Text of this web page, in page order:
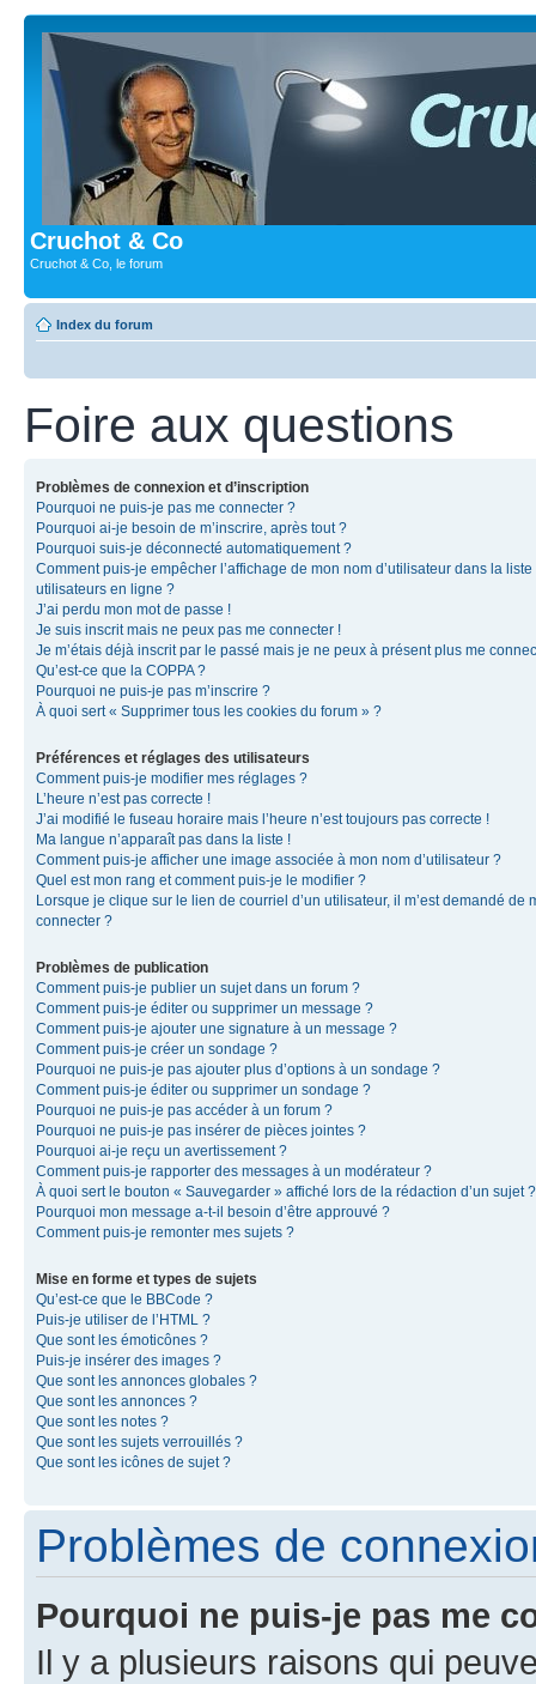
Cruchot & Co
Cruchot & Co, le forum
Index du forum
Foire aux questions
Problèmes de connexion et d’inscription
Pourquoi ne puis-je pas me connecter ?
Pourquoi ai-je besoin de m’inscrire, après tout ?
Pourquoi suis-je déconnecté automatiquement ?
Comment puis-je empêcher l’affichage de mon nom d’utilisateur dans la liste
utilisateurs en ligne ?
J’ai perdu mon mot de passe !
Je suis inscrit mais ne peux pas me connecter !
Je m’étais déjà inscrit par le passé mais je ne peux à présent plus me
Qu’est-ce que la COPPA ?
Pourquoi ne puis-je pas m’inscrire ?
À quoi sert « Supprimer tous les cookies du forum » ?
Préférences et réglages des utilisateurs
Comment puis-je modifier mes réglages ?
L’heure n’est pas correcte !
J’ai modifié le fuseau horaire mais l’heure n’est toujours pas correcte !
Ma langue n’apparaît pas dans la liste !
Comment puis-je afficher une image associée à mon nom d’utilisateur ?
Quel est mon rang et comment puis-je le modifier ?
Lorsque je clique sur le lien de courriel d’un utilisateur, il m’est demandé de
connecter ?
Problèmes de publication
Comment puis-je publier un sujet dans un forum ?
Comment puis-je éditer ou supprimer un message ?
Comment puis-je ajouter une signature à un message ?
Comment puis-je créer un sondage ?
Pourquoi ne puis-je pas ajouter plus d’options à un sondage ?
Comment puis-je éditer ou supprimer un sondage ?
Pourquoi ne puis-je pas accéder à un forum ?
Pourquoi ne puis-je pas insérer de pièces jointes ?
Pourquoi ai-je reçu un avertissement ?
Comment puis-je rapporter des messages à un modérateur ?
À quoi sert le bouton « Sauvegarder » affiché lors de la rédaction d’un sujet ?
Pourquoi mon message a-t-il besoin d’être approuvé ?
Comment puis-je remonter mes sujets ?
Mise en forme et types de sujets
Qu’est-ce que le BBCode ?
Puis-je utiliser de l’HTML ?
Que sont les émoticônes ?
Puis-je insérer des images ?
Que sont les annonces globales ?
Que sont les annonces ?
Que sont les notes ?
Que sont les sujets verrouillés ?
Que sont les icônes de sujet ?
Problèmes de
Pourquoi ne puis-je pas me
Il y a plusieurs raisons qui